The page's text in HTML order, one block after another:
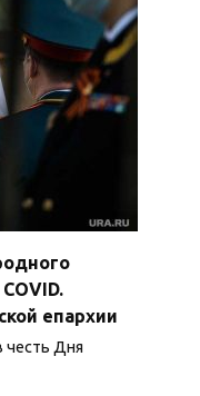
епархии
честь Дня